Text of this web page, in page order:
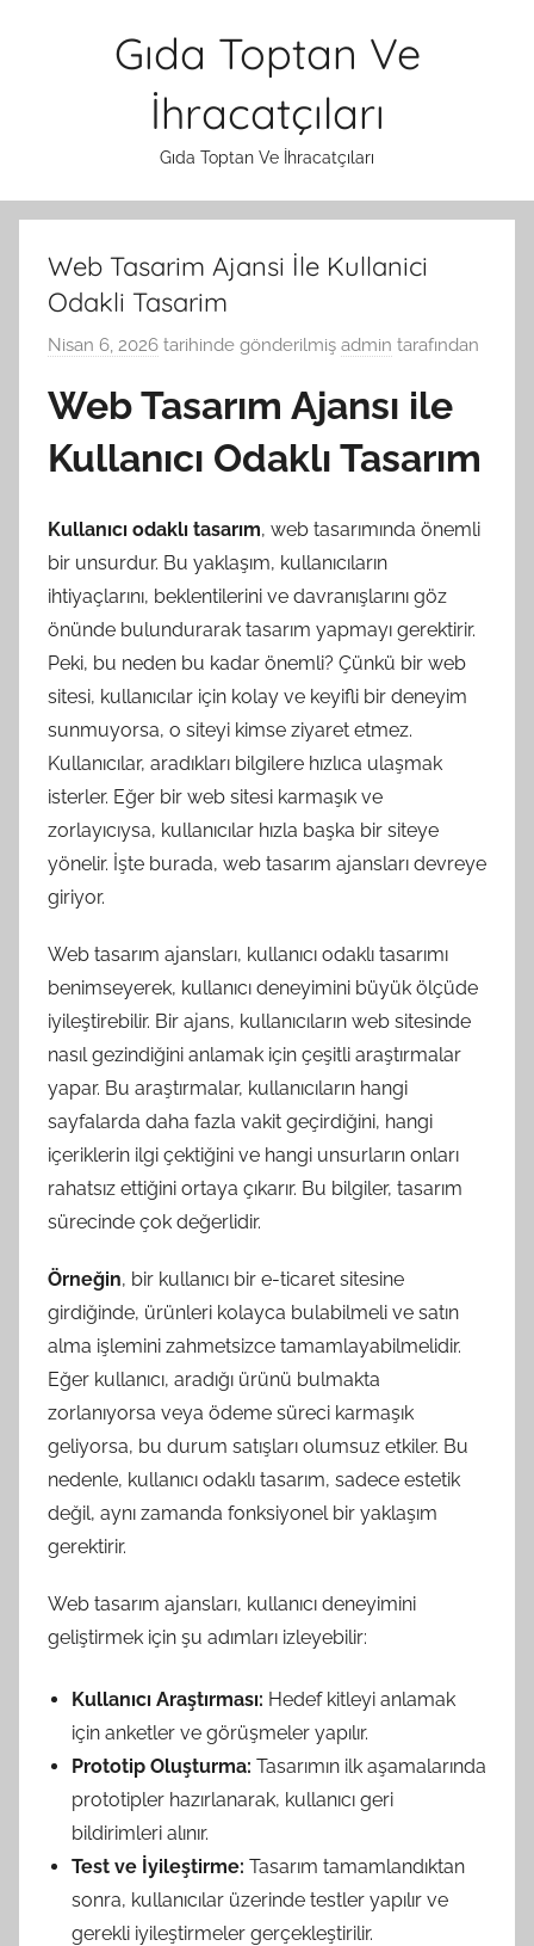
Gıda Toptan Ve
İhracatçıları
Gıda Toptan Ve İhracatçıları
Web Tasarim Ajansi İle Kullanici
Odakli Tasarim
Nisan 6, 2026 tarihinde gönderilmiş admin tarafından
Web Tasarım Ajansı ile
Kullanıcı Odaklı Tasarım
Kullanıcı odaklı tasarım, web tasarımında önemli
bir unsurdur. Bu yaklaşım, kullanıcıların
ihtiyaçlarını, beklentilerini ve davranışlarını göz
önünde bulundurarak tasarım yapmayı gerektirir.
Peki, bu neden bu kadar önemli? Çünkü bir web
sitesi, kullanıcılar için kolay ve keyifli bir deneyim
sunmuyorsa, o siteyi kimse ziyaret etmez.
Kullanıcılar, aradıkları bilgilere hızlıca ulaşmak
isterler. Eğer bir web sitesi karmaşık ve
zorlayıcıysa, kullanıcılar hızla başka bir siteye
yönelir. İşte burada, web tasarım ajansları devreye
giriyor.
Web tasarım ajansları, kullanıcı odaklı tasarımı
benimseyerek, kullanıcı deneyimini büyük ölçüde
iyileştirebilir. Bir ajans, kullanıcıların web sitesinde
nasıl gezindiğini anlamak için çeşitli araştırmalar
yapar. Bu araştırmalar, kullanıcıların hangi
sayfalarda daha fazla vakit geçirdiğini, hangi
içeriklerin ilgi çektiğini ve hangi unsurların onları
rahatsız ettiğini ortaya çıkarır. Bu bilgiler, tasarım
sürecinde çok değerlidir.
Örneğin, bir kullanıcı bir e-ticaret sitesine
girdiğinde, ürünleri kolayca bulabilmeli ve satın
alma işlemini zahmetsizce tamamlayabilmelidir.
Eğer kullanıcı, aradığı ürünü bulmakta
zorlanıyorsa veya ödeme süreci karmaşık
geliyorsa, bu durum satışları olumsuz etkiler. Bu
nedenle, kullanıcı odaklı tasarım, sadece estetik
değil, aynı zamanda fonksiyonel bir yaklaşım
gerektirir.
Web tasarım ajansları, kullanıcı deneyimini
geliştirmek için şu adımları izleyebilir:
Kullanıcı Araştırması: Hedef kitleyi anlamak
için anketler ve görüşmeler yapılır.
Prototip Oluşturma: Tasarımın ilk aşamalarında
prototipler hazırlanarak, kullanıcı geri
bildirimleri alınır.
Test ve İyileştirme: Tasarım tamamlandıktan
sonra, kullanıcılar üzerinde testler yapılır ve
gerekli iyileştirmeler gerçekleştirilir.